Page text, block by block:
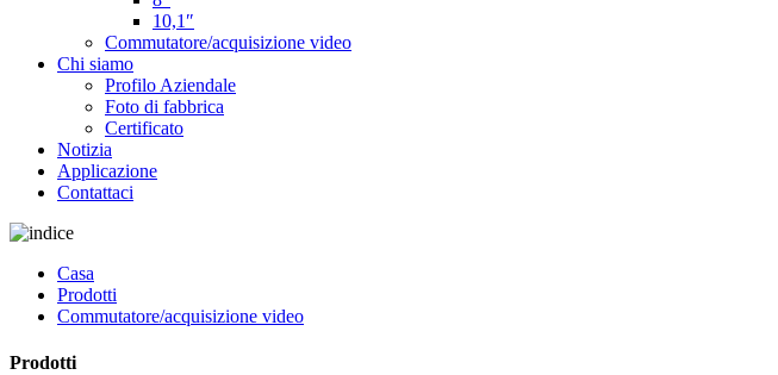
10,1″
Commutatore/acquisizione video
Chi siamo
Profilo Aziendale
Foto di fabbrica
Certificato
Notizia
Applicazione
Contattaci
Casa
Prodotti
Commutatore/acquisizione video
Prodotti